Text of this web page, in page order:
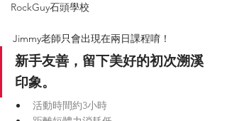
RockGuy石頭學校
Jimmy老師只會出現在兩日課程唷！
新手友善，留下美好的初次溯溪
印象。
活動時間約3小時